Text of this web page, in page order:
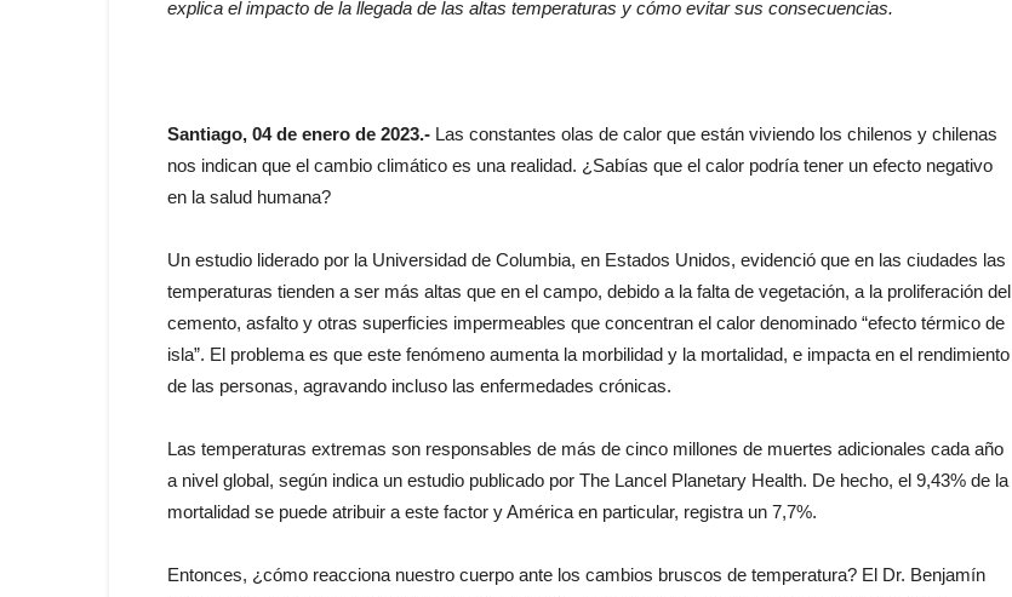
explica el impacto de la llegada de las altas temperaturas y cómo evitar sus consecuencias.
Santiago, 04 de enero de 2023.- Las constantes olas de calor que están viviendo los chilenos y chilenas
nos indican que el cambio climático es una realidad. ¿Sabías que el calor podría tener un efecto negativo
en la salud humana?
Un estudio liderado por la Universidad de Columbia, en Estados Unidos, evidenció que en las ciudades las
temperaturas tienden a ser más altas que en el campo, debido a la falta de vegetación, a la proliferación del
cemento, asfalto y otras superficies impermeables que concentran el calor denominado “efecto térmico de
isla”. El problema es que este fenómeno aumenta la morbilidad y la mortalidad, e impacta en el rendimiento
de las personas, agravando incluso las enfermedades crónicas.
Las temperaturas extremas son responsables de más de cinco millones de muertes adicionales cada año
a nivel global, según indica un estudio publicado por The Lancel Planetary Health. De hecho, el 9,43% de la
mortalidad se puede atribuir a este factor y América en particular, registra un 7,7%.
Entonces, ¿cómo reacciona nuestro cuerpo ante los cambios bruscos de temperatura? El Dr. Benjamín